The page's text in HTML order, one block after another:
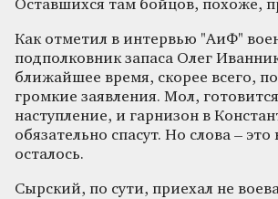
Оставшихся там бойцов, похоже,
Как отметил в интервью "АиФ"
подполковник запаса Олег
ближайшее время, скорее всего,
громкие заявления. Мол,
наступление, и гарнизон в
обязательно спасут. Но слова – это
осталось.
Сырский, по сути, приехал не